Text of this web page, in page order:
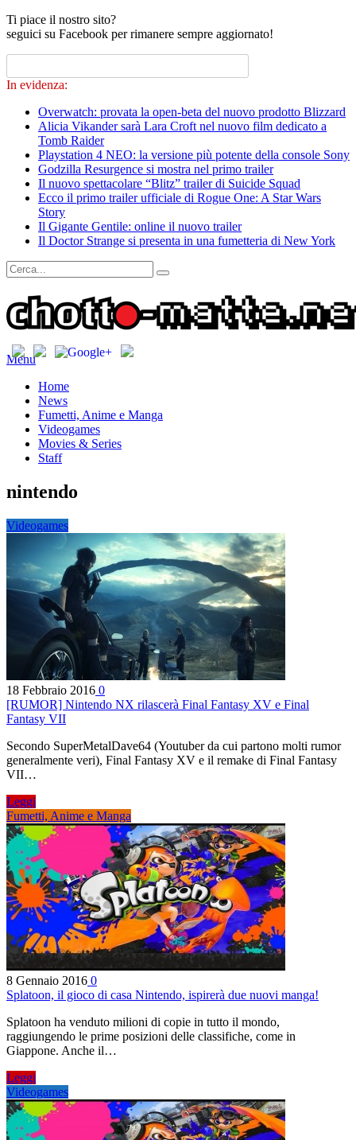
Ti piace il nostro sito?
seguici su Facebook per rimanere sempre aggiornato!
In evidenza:
Overwatch: provata la open-beta del nuovo prodotto Blizzard
Alicia Vikander sarà Lara Croft nel nuovo film dedicato a
Tomb Raider
Playstation 4 NEO: la versione più potente della console Sony
Godzilla Resurgence si mostra nel primo trailer
Il nuovo spettacolare “Blitz” trailer di Suicide Squad
Ecco il primo trailer ufficiale di Rogue One: A Star Wars
Story
Il Gigante Gentile: online il nuovo trailer
Il Doctor Strange si presenta in una fumetteria di New York
Menu
Home
News
Fumetti, Anime e Manga
Videogames
Movies & Series
Staff
nintendo
Videogames
18 Febbraio 2016 0
[RUMOR] Nintendo NX rilascerà Final Fantasy XV e Final
Fantasy VII
Secondo SuperMetalDave64 (Youtuber da cui partono molti rumor
generalmente veri), Final Fantasy XV e il remake di Final Fantasy
VII…
Leggi
Fumetti, Anime e Manga
8 Gennaio 2016 0
Splatoon, il gioco di casa Nintendo, ispirerà due nuovi manga!
Splatoon ha venduto milioni di copie in tutto il mondo,
raggiungendo le prime posizioni delle classifiche, come in
Giappone. Anche il…
Leggi
Videogames